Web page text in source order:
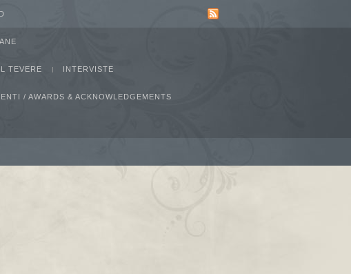
TEVERE INTERVISTE
/ AWARDS & ACKNOWLEDGEMENTS